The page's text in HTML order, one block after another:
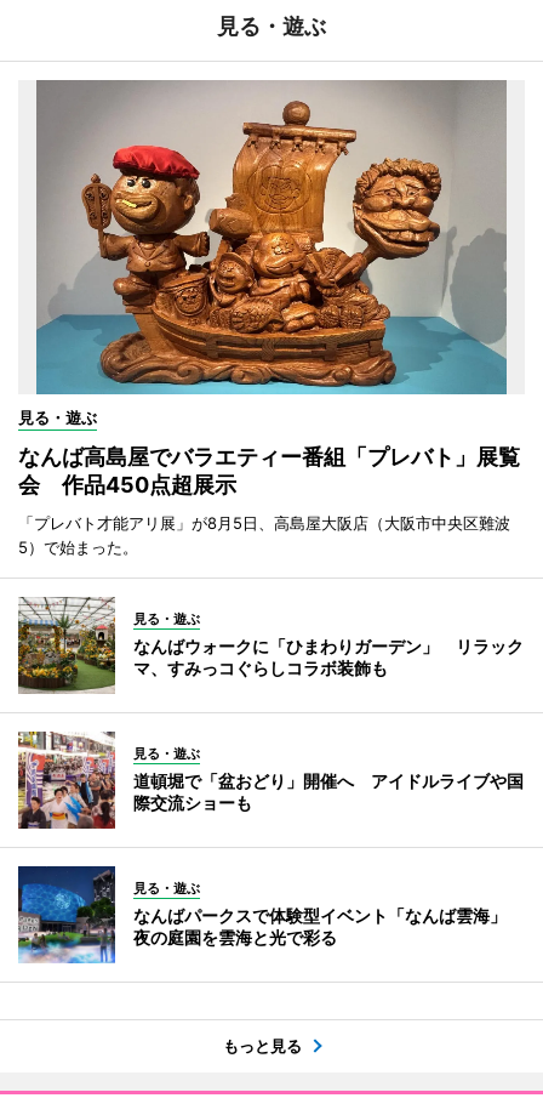
見る・遊ぶ
見る・遊ぶ
なんば高島屋でバラエティー番組「プレバト」展覧
会 作品450点超展示
「プレバト才能アリ展」が8月5日、高島屋大阪店（大阪市中央区難波
5）で始まった。
見る・遊ぶ
なんばウォークに「ひまわりガーデン」 リラック
マ、すみっコぐらしコラボ装飾も
見る・遊ぶ
道頓堀で「盆おどり」開催へ アイドルライブや国
際交流ショーも
見る・遊ぶ
なんばパークスで体験型イベント「なんば雲海」
夜の庭園を雲海と光で彩る
もっと見る